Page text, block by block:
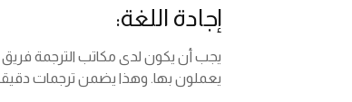
إجادة اللغة:
يجب أن يكون لدى مكاتب الترجمة فريق
يعملون بها. وهذا يضمن ترجمات